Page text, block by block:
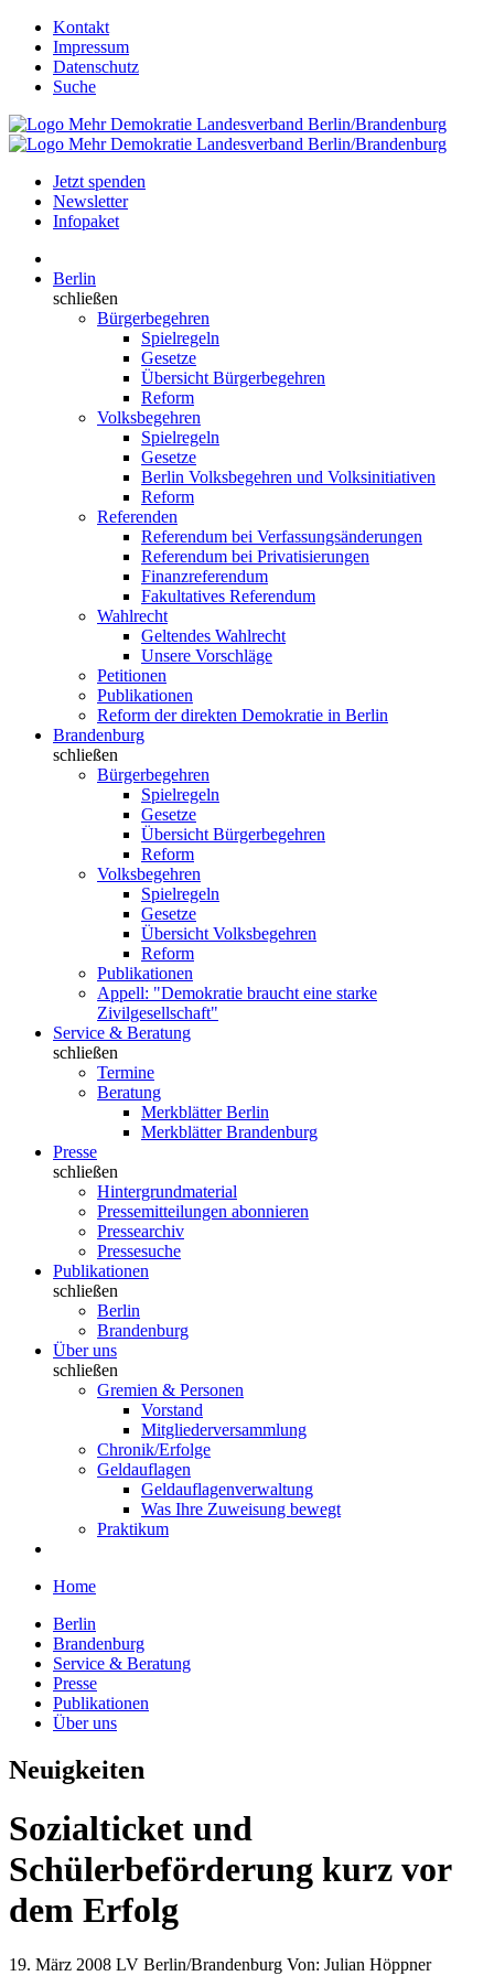
Kontakt
Impressum
Datenschutz
Suche
Jetzt spenden
Newsletter
Infopaket
Berlin
schließen
Bürgerbegehren
Spielregeln
Gesetze
Übersicht Bürgerbegehren
Reform
Volksbegehren
Spielregeln
Gesetze
Berlin Volksbegehren und Volksinitiativen
Reform
Referenden
Referendum bei Verfassungsänderungen
Referendum bei Privatisierungen
Finanzreferendum
Fakultatives Referendum
Wahlrecht
Geltendes Wahlrecht
Unsere Vorschläge
Petitionen
Publikationen
Reform der direkten Demokratie in Berlin
Brandenburg
schließen
Bürgerbegehren
Spielregeln
Gesetze
Übersicht Bürgerbegehren
Reform
Volksbegehren
Spielregeln
Gesetze
Übersicht Volksbegehren
Reform
Publikationen
Appell: "Demokratie braucht eine starke
Zivilgesellschaft"
Service & Beratung
schließen
Termine
Beratung
Merkblätter Berlin
Merkblätter Brandenburg
Presse
schließen
Hintergrundmaterial
Pressemitteilungen abonnieren
Pressearchiv
Pressesuche
Publikationen
schließen
Berlin
Brandenburg
Über uns
schließen
Gremien & Personen
Vorstand
Mitgliederversammlung
Chronik/Erfolge
Geldauflagen
Geldauflagenverwaltung
Was Ihre Zuweisung bewegt
Praktikum
Home
Berlin
Brandenburg
Service & Beratung
Presse
Publikationen
Über uns
Neuigkeiten
Sozialticket und
Schülerbeförderung kurz vor
dem Erfolg
19. März 2008 LV Berlin/Brandenburg Von: Julian Höppner